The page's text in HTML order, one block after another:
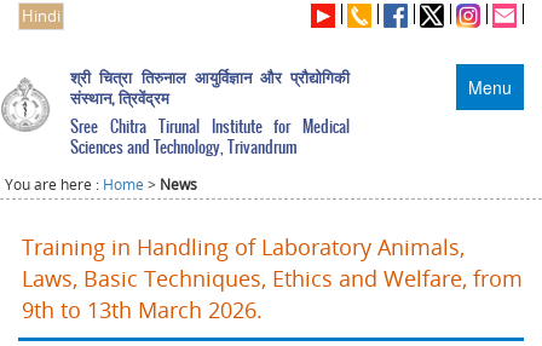
Hindi
Menu
श्री चित्रा तिरुनाल आयुर्विज्ञान और प्रौद्योगिकी
संस्थान, त्रिवेंद्रम
Sree Chitra Tirunal Institute for Medical
Sciences and Technology, Trivandrum
You are here : Home > News
Training in Handling of Laboratory Animals,
Laws, Basic Techniques, Ethics and Welfare, from
9th to 13th March 2026.